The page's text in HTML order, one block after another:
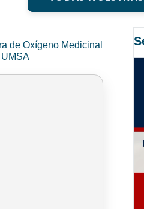
de Oxígeno Medicinal